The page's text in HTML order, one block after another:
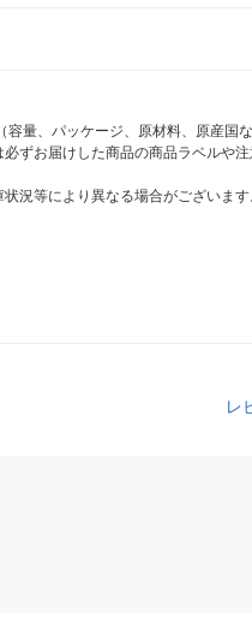
量、パッケージ、原材料、原産国
ずお届けした商品の商品ラベルや
況等により異なる場合がございます
レ